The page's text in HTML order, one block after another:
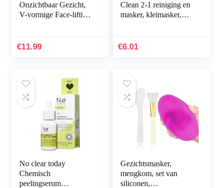
Onzichtbaar Gezicht,
V-vormige Face-lifting
en Oogliftset voor
€11.99
Clean 2-1 reiniging en
masker, kleimasker,
gezichtsmasker met…
€6.01
No clear today
Chemisch
peelingserum
Gezichtsmasker,
mengkom, set van
siliconen,